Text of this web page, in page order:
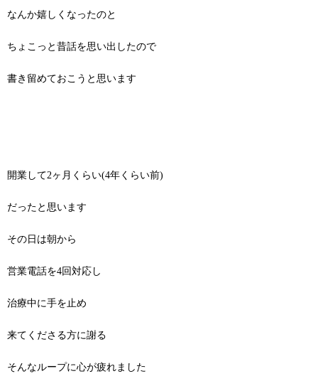
なんか嬉しくなったのと
ちょこっと昔話を思い出したので
書き留めておこうと思います
開業して2ヶ月くらい(4年くらい前)
だったと思います
その日は朝から
営業電話を4回対応し
治療中に手を止め
来てくださる方に謝る
そんなループに心が疲れました